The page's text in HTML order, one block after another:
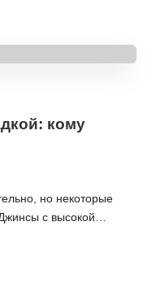
кому
но некоторые
с высокой…